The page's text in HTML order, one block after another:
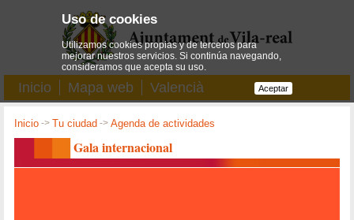
Inicio Mapa web Valencià
Inicio ->Tu ciudad ->Agenda de actividades
Gala internacional
Uso de cookies
Utilizamos cookies propias y de terceros para
mejorar nuestros servicios. Si continúa navegando,
consideramos que acepta su uso.
Aceptar